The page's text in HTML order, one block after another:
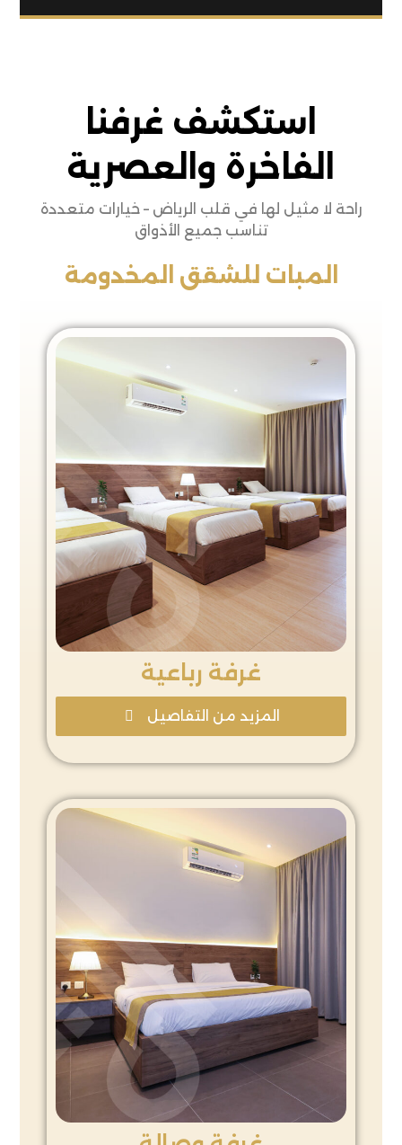
استكشف غرفنا
الفاخرة والعصرية
راحة لا مثيل لها في قلب الرياض – خيارات متعددة
تناسب جميع الأذواق
المبات للشقق المخدومة
غرفة رباعية
المزيد من التفاصيل